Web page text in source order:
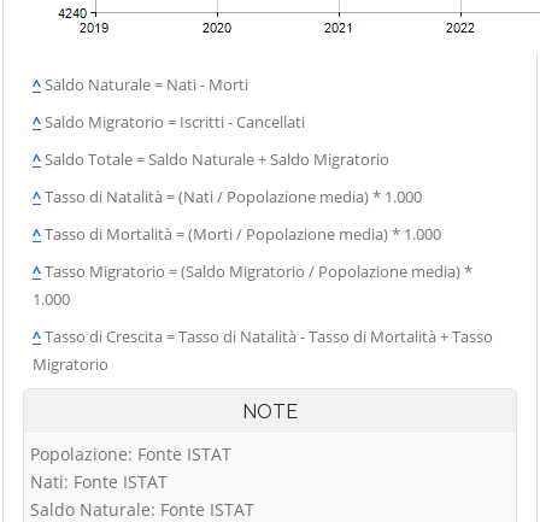
^Saldo Naturale = Nati - Morti
^Saldo Migratorio = Iscritti - Cancellati
^Saldo Totale = Saldo Naturale + Saldo Migratorio
^Tasso di Natalità = (Nati / Popolazione media) * 1.000
^Tasso di Mortalità = (Morti / Popolazione media) * 1.000
^Tasso Migratorio = (Saldo Migratorio / Popolazione media) *
1.000
^Tasso di Crescita = Tasso di Natalità - Tasso di Mortalità + Tasso
Migratorio
NOTE
Popolazione: Fonte ISTAT
Nati: Fonte ISTAT
Saldo Naturale: Fonte ISTAT